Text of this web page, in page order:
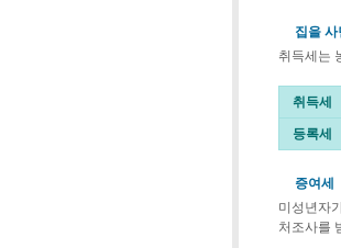
집을
취득세는
취득세
등록세
증여세
미성년자
처조사를